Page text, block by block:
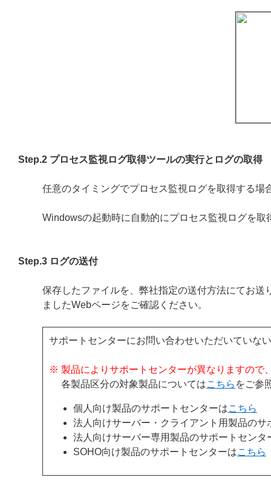
Step.2 プロセス監視ログ取得ツールの実行とログの取得
任意のタイミングでプロセス監視ログを取得する場
Windowsの起動時に自動的にプロセス監視ログを取
Step.3 ログの送付
保存したファイルを、弊社指定の送付方法にてお
ましたWebページをご確認ください。
サポートセンターにお問い合わせいただいていな
※ 製品によりサポートセンターが異なりますので
各製品区分の対象製品についてはこちら をご参
個人向け製品のサポートセンターはこちら
法人向けサーバー・クライアント用製品のサ
法人向けサーバー専用製品のサポートセンタ
SOHO向け製品のサポートセンターはこちら